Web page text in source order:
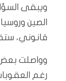
ويبقى
الصين
قانوني،
وواصلت بعض
رغم